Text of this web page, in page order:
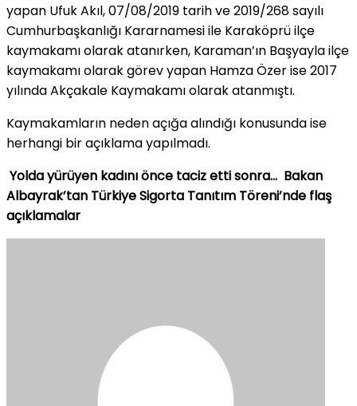
yapan Ufuk Akıl, 07/08/2019 tarih ve 2019/268 sayılı
Cumhurbaşkanlığı Kararnamesi ile Karaköprü ilçe
kaymakamı olarak atanırken, Karaman’ın Başyayla ilçe
kaymakamı olarak görev yapan Hamza Özer ise 2017
yılında Akçakale Kaymakamı olarak atanmıştı.
Kaymakamların neden açığa alındığı konusunda ise
herhangi bir açıklama yapılmadı.
Yolda yürüyen kadını önce taciz etti sonra… Bakan
Albayrak’tan Türkiye Sigorta Tanıtım Töreni’nde flaş
açıklamalar